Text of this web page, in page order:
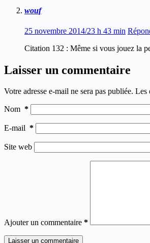
wouf
25 novembre 2014/23 h 43 min
Citation 132 : Même si vous jouez la
Laisser un commentaire
Votre adresse e-mail ne sera pas publiée. Les
Nom *
E-mail *
Site web
Ajouter un commentaire *
Laisser un commentaire